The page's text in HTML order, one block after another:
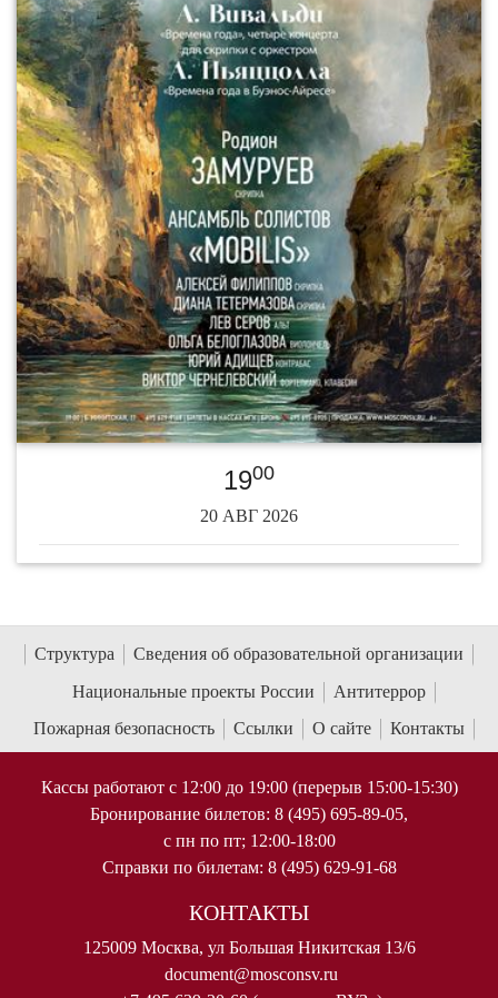
1900
20 АВГ 2026
Структура
Сведения об образовательной организации
Национальные проекты России
Антитеррор
Пожарная безопасность
Ссылки О сайте Контакты
Кассы работают с 12:00 до 19:00 (перерыв 15:00-15:30)
Бронирование билетов: 8 (495) 695-89-05,
с пн по пт; 12:00-18:00
Справки по билетам: 8 (495) 629-91-68
КОНТАКТЫ
125009 Москва, ул Большая Никитская 13/6
document@mosconsv.ru